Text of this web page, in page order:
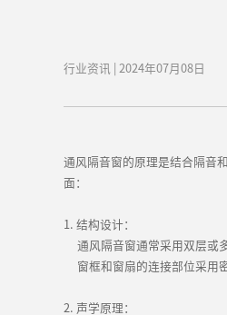
行业资讯 | 2024年07月08日
通风隔音窗的原理是结合隔音
面：
1. 结构设计：
通风隔音窗通常采用双层或
窗框和窗扇的连接部位采用
2. 声学原理：